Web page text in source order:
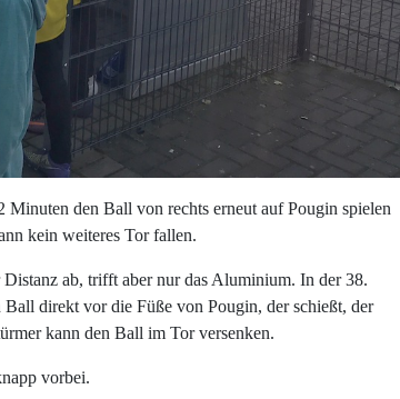
den Ball von rechts erneut auf Pougin spielen
kein weiteres Tor fallen.
ab, trifft aber nur das Aluminium. In der 38.
direkt vor die Füße von Pougin, der schießt, der
kann den Ball im Tor versenken.
vorbei.